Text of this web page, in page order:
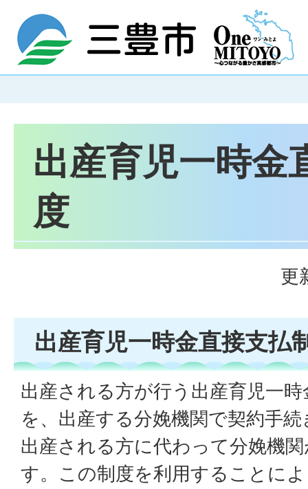
出産育児一時金
度
更
出産育児一時金直接支払
出産される方が行う出産育児一
を、出産する分娩機関で契約手
出産される方に代わって分娩機
す。この制度を利用することに